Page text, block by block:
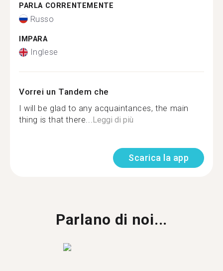
PARLA CORRENTEMENTE
Russo
IMPARA
Inglese
Vorrei un Tandem che
I will be glad to any acquaintances, the main
thing is that there...Leggi di più
Scarica la app
Parlano di noi...